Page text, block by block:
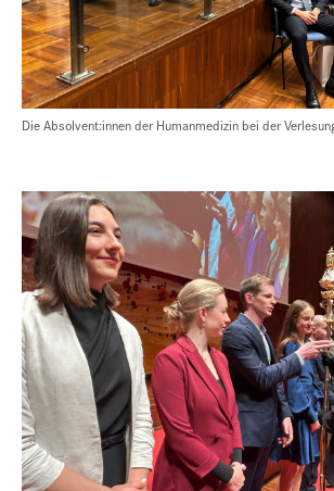
Die Absolvent:innen der Humanmedizin bei der